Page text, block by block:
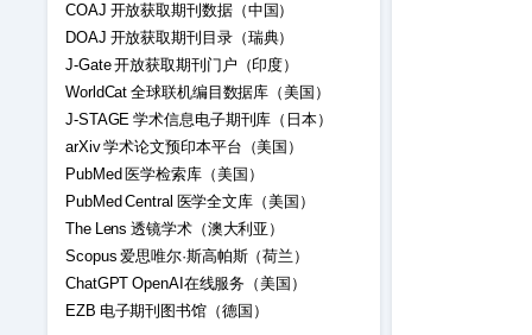
COAJ 开放获取期刊数据（中国）
DOAJ 开放获取期刊目录（瑞典）
J-Gate 开放获取期刊门户（印度）
WorldCat 全球联机编目数据库（美国）
J-STAGE 学术信息电子期刊库（日本）
arXiv 学术论文预印本平台（美国）
PubMed 医学检索库（美国）
PubMed Central 医学全文库（美国）
The Lens 透镜学术（澳大利亚）
Scopus 爱思唯尔·斯高帕斯（荷兰）
ChatGPT OpenAI在线服务（美国）
EZB 电子期刊图书馆（德国）